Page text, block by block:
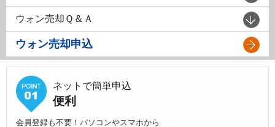
ウォン売却Ｑ＆Ａ
ウォン売却申込
ネットで簡単申込
便利
会員登録も不要！パソコンやスマホから